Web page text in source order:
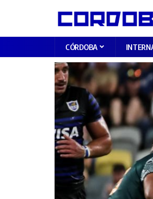
CÓRDOBA